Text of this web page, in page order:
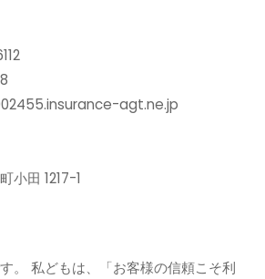
agt.ne.jp
小田 1217-1
。 私どもは、「お客様の信頼こそ利